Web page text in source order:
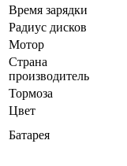
Время зарядки
Радиус дисков
Мотор
Страна
производитель
Тормоза
Цвет
Батарея